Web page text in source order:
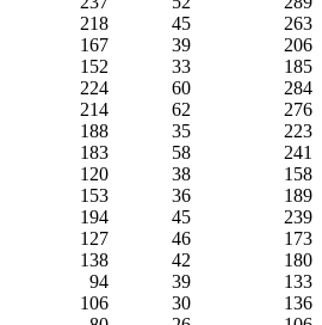
218 45
263
167 39
206
152 33
185
224 60
284
214 62
276
188 35
223
183 58
241
120 38
158
153 36
189
194 45
239
127 46
173
138 42
180
94 39
133
106 30
136